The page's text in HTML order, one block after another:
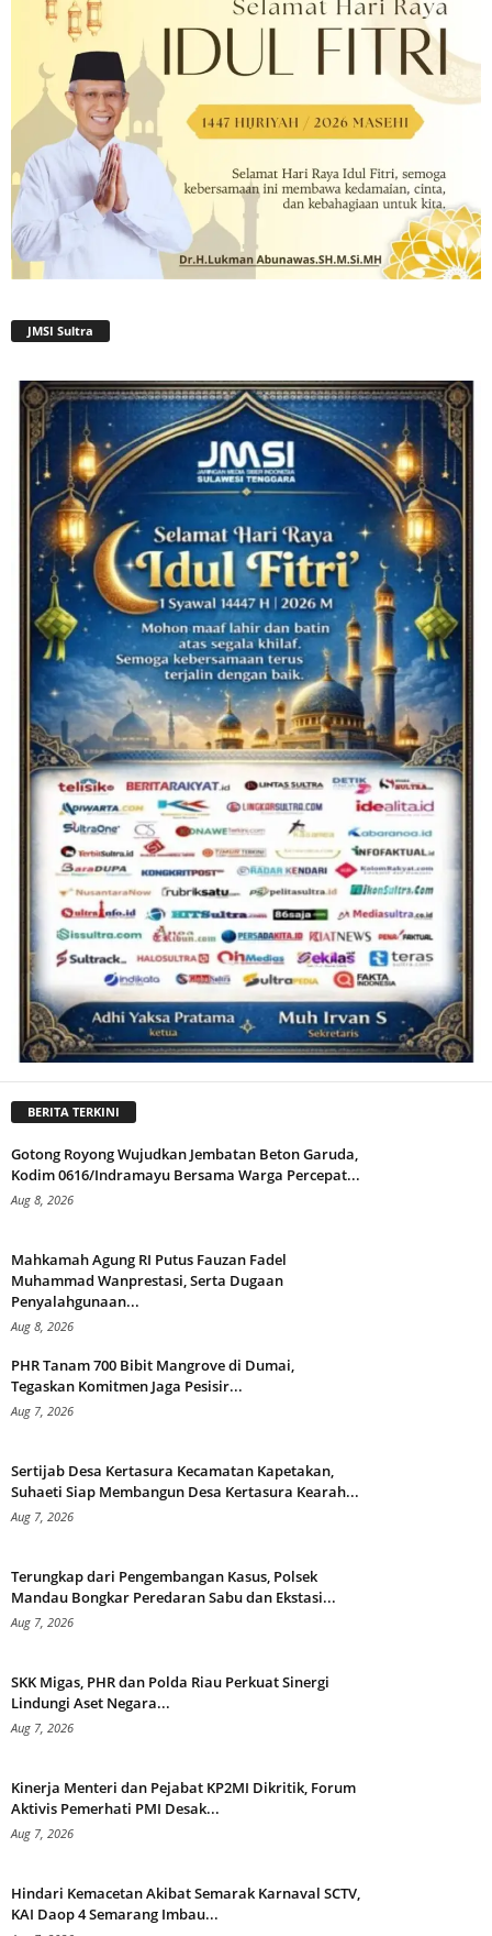
JMSI Sultra
BERITA TERKINI
Gotong Royong Wujudkan Jembatan Beton Garuda,
Kodim 0616/Indramayu Bersama Warga Percepat...
Aug 8, 2026
Mahkamah Agung RI Putus Fauzan Fadel
Muhammad Wanprestasi, Serta Dugaan
Penyalahgunaan...
Aug 8, 2026
PHR Tanam 700 Bibit Mangrove di Dumai,
Tegaskan Komitmen Jaga Pesisir...
Aug 7, 2026
Sertijab Desa Kertasura Kecamatan Kapetakan,
Suhaeti Siap Membangun Desa Kertasura Kearah...
Aug 7, 2026
Terungkap dari Pengembangan Kasus, Polsek
Mandau Bongkar Peredaran Sabu dan Ekstasi...
Aug 7, 2026
SKK Migas, PHR dan Polda Riau Perkuat Sinergi
Lindungi Aset Negara...
Aug 7, 2026
Kinerja Menteri dan Pejabat KP2MI Dikritik, Forum
Aktivis Pemerhati PMI Desak...
Aug 7, 2026
Hindari Kemacetan Akibat Semarak Karnaval SCTV,
KAI Daop 4 Semarang Imbau...